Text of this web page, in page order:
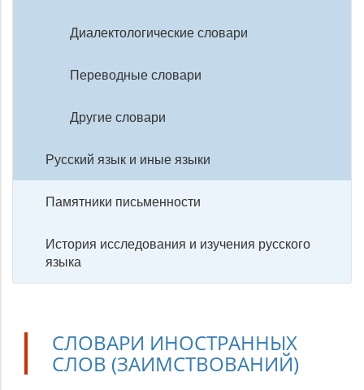
Диалектологические словари
Переводные словари
Другие словари
Русский язык и иные языки
Памятники письменности
История исследования и изучения русского
языка
СЛОВАРИ ИНОСТРАННЫХ
СЛОВ (ЗАИМСТВОВАНИЙ)